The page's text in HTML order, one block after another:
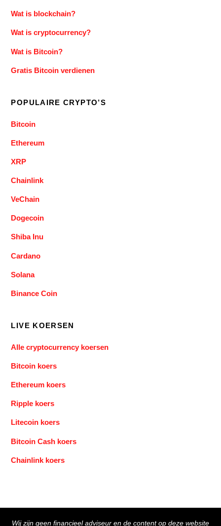
Wat is blockchain?
Wat is cryptocurrency?
Wat is Bitcoin?
Gratis Bitcoin verdienen
POPULAIRE CRYPTO’S
Bitcoin
Ethereum
XRP
Chainlink
VeChain
Dogecoin
Shiba Inu
Cardano
Solana
Binance Coin
LIVE KOERSEN
Alle cryptocurrency koersen
Bitcoin koers
Ethereum koers
Ripple koers
Litecoin koers
Bitcoin Cash koers
Chainlink koers
Wij zijn geen financieel adviseur en de content op deze website